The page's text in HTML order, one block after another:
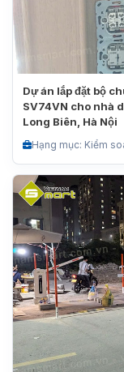
Dự án lắp đặt bộ
SV74VN cho nhà
Long Biên, Hà Nội
Hạng mục: Kiểm